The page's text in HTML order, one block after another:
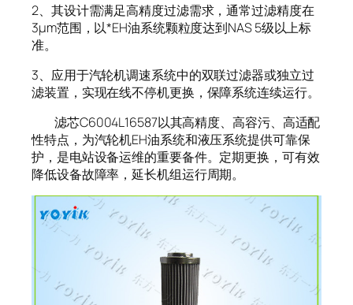
2、其设计需满足高精度过滤需求，通常过滤精度在
3μm范围，以*EH油系统颗粒度达到NAS 5级以上标
准。
3、应用于汽轮机调速系统中的双联过滤器或独立过
滤装置，实现在线不停机更换，保障系统连续运行。
滤芯C6004L16587以其高精度、高容污、高适配
性特点，为汽轮机EH油系统和液压系统提供可靠保
护，是电站设备运维的重要备件。定期更换，可有效
降低设备故障率，延长机组运行周期。